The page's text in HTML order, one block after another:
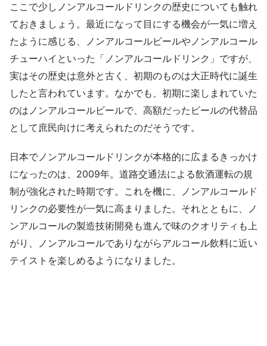
ここで少しノンアルコールドリンクの歴史についても触れ
ておきましょう。最近になって目にする機会が一気に増え
たように感じる、ノンアルコールビールやノンアルコール
チューハイといった「ノンアルコールドリンク」ですが、
実はその歴史は意外と古く、初期のものは大正時代に誕生
したと言われています。なかでも、初期に楽しまれていた
のはノンアルコールビールで、高額だったビールの代替品
として庶民向けに考えられたのだそうです。
日本でノンアルコールドリンクが本格的に広まるきっかけ
になったのは、2009年。道路交通法による飲酒運転の規
制が強化された時期です。これを機に、ノンアルコールド
リンクの必要性が一気に高まりました。それとともに、ノ
ンアルコールの製造技術開発も進んで味のクオリティも上
がり、ノンアルコールでありながらアルコール飲料に近い
テイストを楽しめるようになりました。